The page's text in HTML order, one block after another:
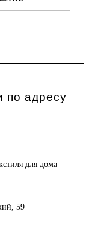
по адресу
для дома
59